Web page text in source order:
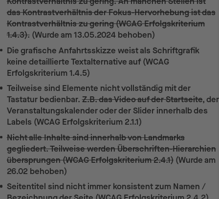
das Kontrastverhältnis der Fokus-Hervorhebung ist das
Kontrastverhältnis zu gering (WCAG Erfolgskriterium
1.4.3).(Wurde am 13.05.2024 behoben)
Die grafische Anfahrtsskizze weist als Schriftgrafik
keine detaillierte Textalternative auf (WCAG
Erfolgskriterium 1.4.5)
Teilweise sind Elemente nicht vollständig mit der
Tastatur bedienbar.Z.B. das Video auf der Startseite, der
Veranstaltungskalender oder der Slider innerhalb des
Labels (WCAG Erfolgskriterium 2.1.1)
Nicht alle Inhalte sind innerhalb von Landmarks
gegliedert. Teilweise werden Überschriften-Hierarchien
übersprungen (WCAG Erfolgskriterium 2.4.1)(Wurde am
26.02 behoben)
Seitentitel sind nicht immer konsistent zum Namen /